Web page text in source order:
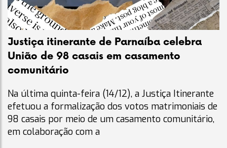
Justiça itinerante de Parnaíba celebra
União de 98 casais em casamento
comunitário
Na última quinta-feira (14/12), a Justiça Itinerante
efetuou a formalização dos votos matrimoniais de
98 casais por meio de um casamento comunitário,
em colaboração com a